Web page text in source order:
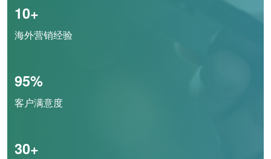
10+
海外营销经验
95%
客户满意度
30+